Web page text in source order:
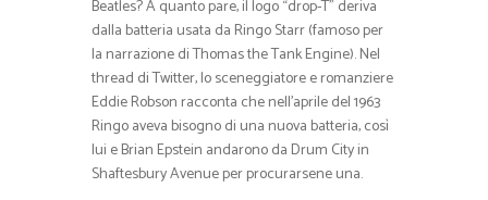
Beatles? A quanto pare, il logo “drop-T” deriva
dalla batteria usata da Ringo Starr (famoso per
la narrazione di Thomas the Tank Engine). Nel
thread di Twitter, lo sceneggiatore e romanziere
Eddie Robson racconta che nell’aprile del 1963
Ringo aveva bisogno di una nuova batteria, così
lui e Brian Epstein andarono da Drum City in
Shaftesbury Avenue per procurarsene una.